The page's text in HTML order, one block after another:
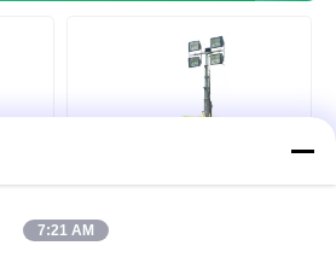
5KW 디젤 발전기 차량
조명탑
7:21 AM